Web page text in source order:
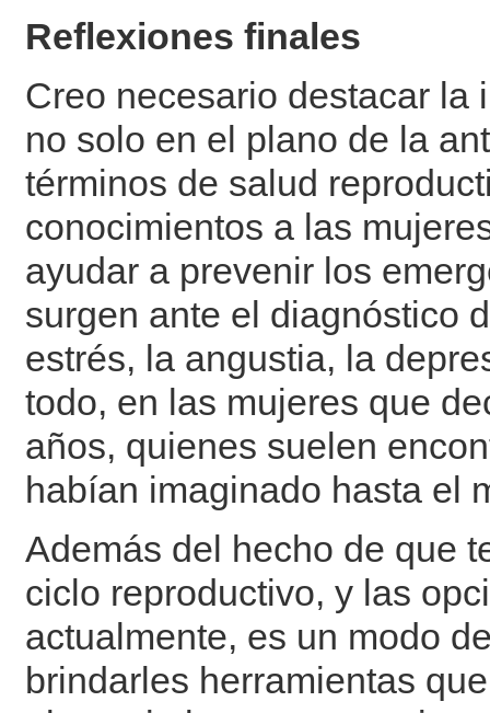
Reflexiones finales
Creo necesario destacar la
no solo en el plano de la
términos de salud
conocimientos a las
ayudar a prevenir los
surgen ante el diagnóstico
estrés, la angustia, la
todo, en las mujeres que
años, quienes suelen
habían imaginado hasta el
Además del hecho de que
ciclo reproductivo, y las
actualmente, es un modo
brindarles herramientas